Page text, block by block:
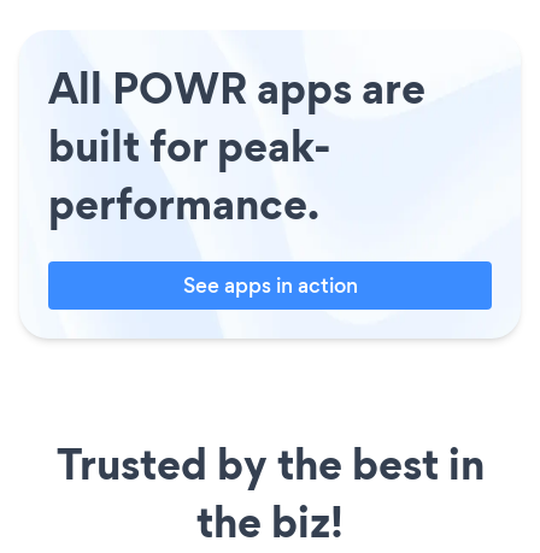
All POWR apps are
built for peak-
performance.
See apps in action
Trusted by the best in
the biz!